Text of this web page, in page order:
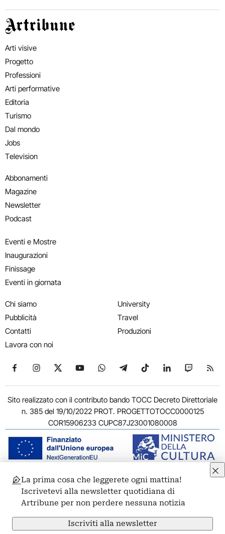
Artribune
Arti visive
Progetto
Professioni
Arti performative
Editoria
Turismo
Dal mondo
Jobs
Television
Abbonamenti
Magazine
Newsletter
Podcast
Eventi e Mostre
Inaugurazioni
Finissage
Eventi in giornata
Chi siamo
Pubblicità
Contatti
Lavora con noi
University
Travel
Produzioni
Seguici su Facebook
Seguici su Instagram
Seguici su X
Seguici su YouTube
Seguici su WhatsApp
Seguici su Telegram
Seguici su TikTok
Seguici su
Seguici
Sito realizzato con il contributo bando TOCC Decreto Direttoriale
n. 385 del 19/10/2022 PROT. PROGETTOTOCC0000125
COR15906233 CUPC87J23001080008
© 2011-2026 ARTRIBUNE srl – Corso Vittorio Emanuele II, 287 –
00186 Roma - P.I. 11381581005
Privacy: Responsabile della protezione dei dati personali
ARTRIBUNE srl – Corso Vittorio Emanuele II, 287 – 00186 Roma
Termini e condizioniPrivacy PolicyCookie PolicyCredits
La prima cosa che leggerete ogni mattina!
Iscrivetevi alla newsletter quotidiana di
Artribune per non perdere nessuna notizia
Iscriviti alla newsletter